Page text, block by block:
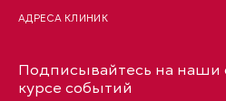
АДРЕСА КЛИНИК
Подписывайтесь на наши
курсе событий